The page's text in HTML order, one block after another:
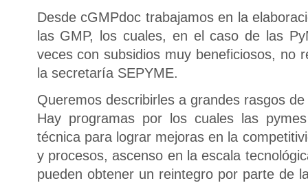
Desde cGMPdoc trabajamos en la
las GMP, los cuales, en el caso de las
veces con subsidios muy beneficiosos, no
la secretaría SEPYME.
Queremos describirles a grandes rasgos
Hay programas por los cuales las
técnica para lograr mejoras en la
y procesos, ascenso en la escala
pueden obtener un reintegro por parte de